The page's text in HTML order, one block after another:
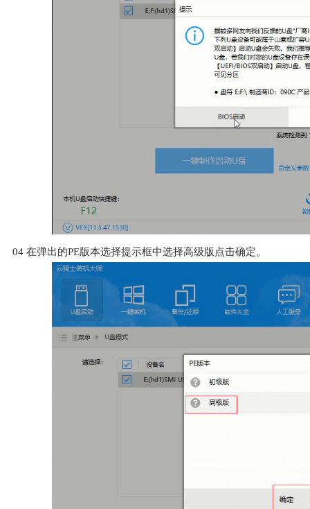
04 在弹出的PE版本选择提示框中选择高级版点击确定。